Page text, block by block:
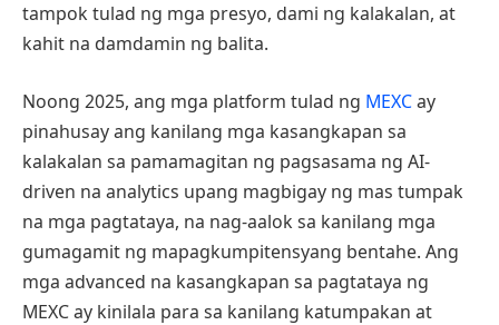
tampok tulad ng mga presyo, dami ng kalakalan, at
kahit na damdamin ng balita.
Noong 2025, ang mga platform tulad ng MEXCay
pinahusay ang kanilang mga kasangkapan sa
kalakalan sa pamamagitan ng pagsasama ng AI-
driven na analytics upang magbigay ng mas tumpak
na mga pagtataya, na nag-aalok sa kanilang mga
gumagamit ng mapagkumpitensyang bentahe. Ang
mga advanced na kasangkapan sa pagtataya ng
MEXC ay kinilala para sa kanilang katumpakan at